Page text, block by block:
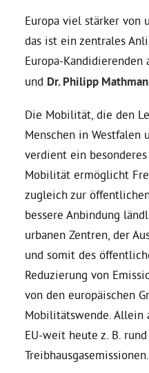
Robin Korte, MdL
Daniel Freund, MdEP
Delegierte
Grüne im
Ratsfraktion
Ratsanträge
Fraktionsgeschäftsstelle
Europa viel stärker von
das ist ein zentrales
Europa-Kandidierenden
und Dr. Philipp
Die Mobilität, die den
Menschen in Westfalen
verdient ein
Mobilität ermöglicht
zugleich zur
bessere Anbindung
urbanen Zentren, der
und somit des
Reduzierung von
von den europäischen
Mobilitätswende. Allein
EU-weit heute z. B.
Treibhausgasemissionen.